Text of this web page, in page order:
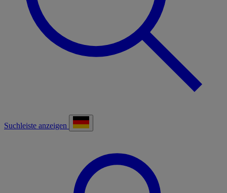
Suchleiste anzeigen